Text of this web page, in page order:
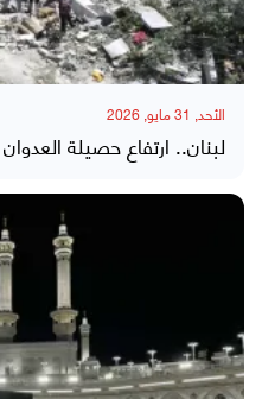
الأحد, 31 مايو, 2026
لبنان.. ارتفاع حصيلة العدوان